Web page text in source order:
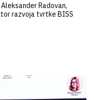
Aleksander Radovan,
razvoja tvrtke BISS